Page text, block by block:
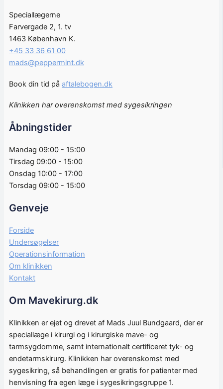
Speciallægerne
Farvergade 2, 1. tv
1463 København K.
+45 33 36 61 00
mads@peppermint.dk
Book din tid på aftalebogen.dk
Klinikken har overenskomst med sygesikringen
Åbningstider
Mandag 09:00 - 15:00
Tirsdag 09:00 - 15:00
Onsdag 10:00 - 17:00
Torsdag 09:00 - 15:00
Genveje
Forside
Undersøgelser
Operationsinformation
Om klinikken
Kontakt
Om Mavekirurg.dk
Klinikken er ejet og drevet af Mads Juul Bundgaard, der er
speciallæge i kirurgi og i kirurgiske mave- og
tarmsygdomme, samt internationalt certificeret tyk- og
endetarmskirurg. Klinikken har overenskomst med
sygesikring, så behandlingen er gratis for patienter med
henvisning fra egen læge i sygesikringsgruppe 1.